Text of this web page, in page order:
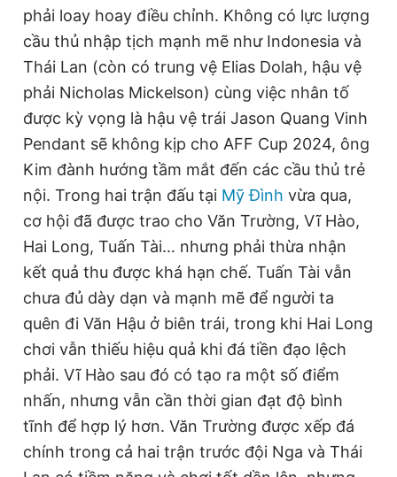
phải loay hoay điều chỉnh. Không có lực lượng
cầu thủ nhập tịch mạnh mẽ như Indonesia và
Thái Lan (còn có trung vệ Elias Dolah, hậu vệ
phải Nicholas Mickelson) cùng việc nhân tố
được kỳ vọng là hậu vệ trái Jason Quang Vinh
Pendant sẽ không kịp cho AFF Cup 2024, ông
Kim đành hướng tầm mắt đến các cầu thủ trẻ
nội. Trong hai trận đấu tại Mỹ Đình vừa qua,
cơ hội đã được trao cho Văn Trường, Vĩ Hào,
Hai Long, Tuấn Tài… nhưng phải thừa nhận
kết quả thu được khá hạn chế. Tuấn Tài vẫn
chưa đủ dày dạn và mạnh mẽ để người ta
quên đi Văn Hậu ở biên trái, trong khi Hai Long
chơi vẫn thiếu hiệu quả khi đá tiền đạo lệch
phải. Vĩ Hào sau đó có tạo ra một số điểm
nhấn, nhưng vẫn cần thời gian đạt độ bình
tĩnh để hợp lý hơn. Văn Trường được xếp đá
chính trong cả hai trận trước đội Nga và Thái